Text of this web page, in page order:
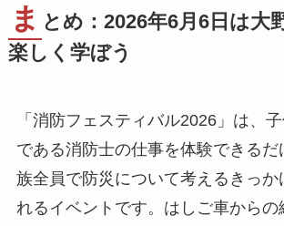
ま とめ：2026年6月6日は大
楽しく学ぼう
「消防フェスティバル2026」は、
である消防士の仕事を体験できるだ
族全員で防災について考えるきっか
れるイベントです。はしご車からの